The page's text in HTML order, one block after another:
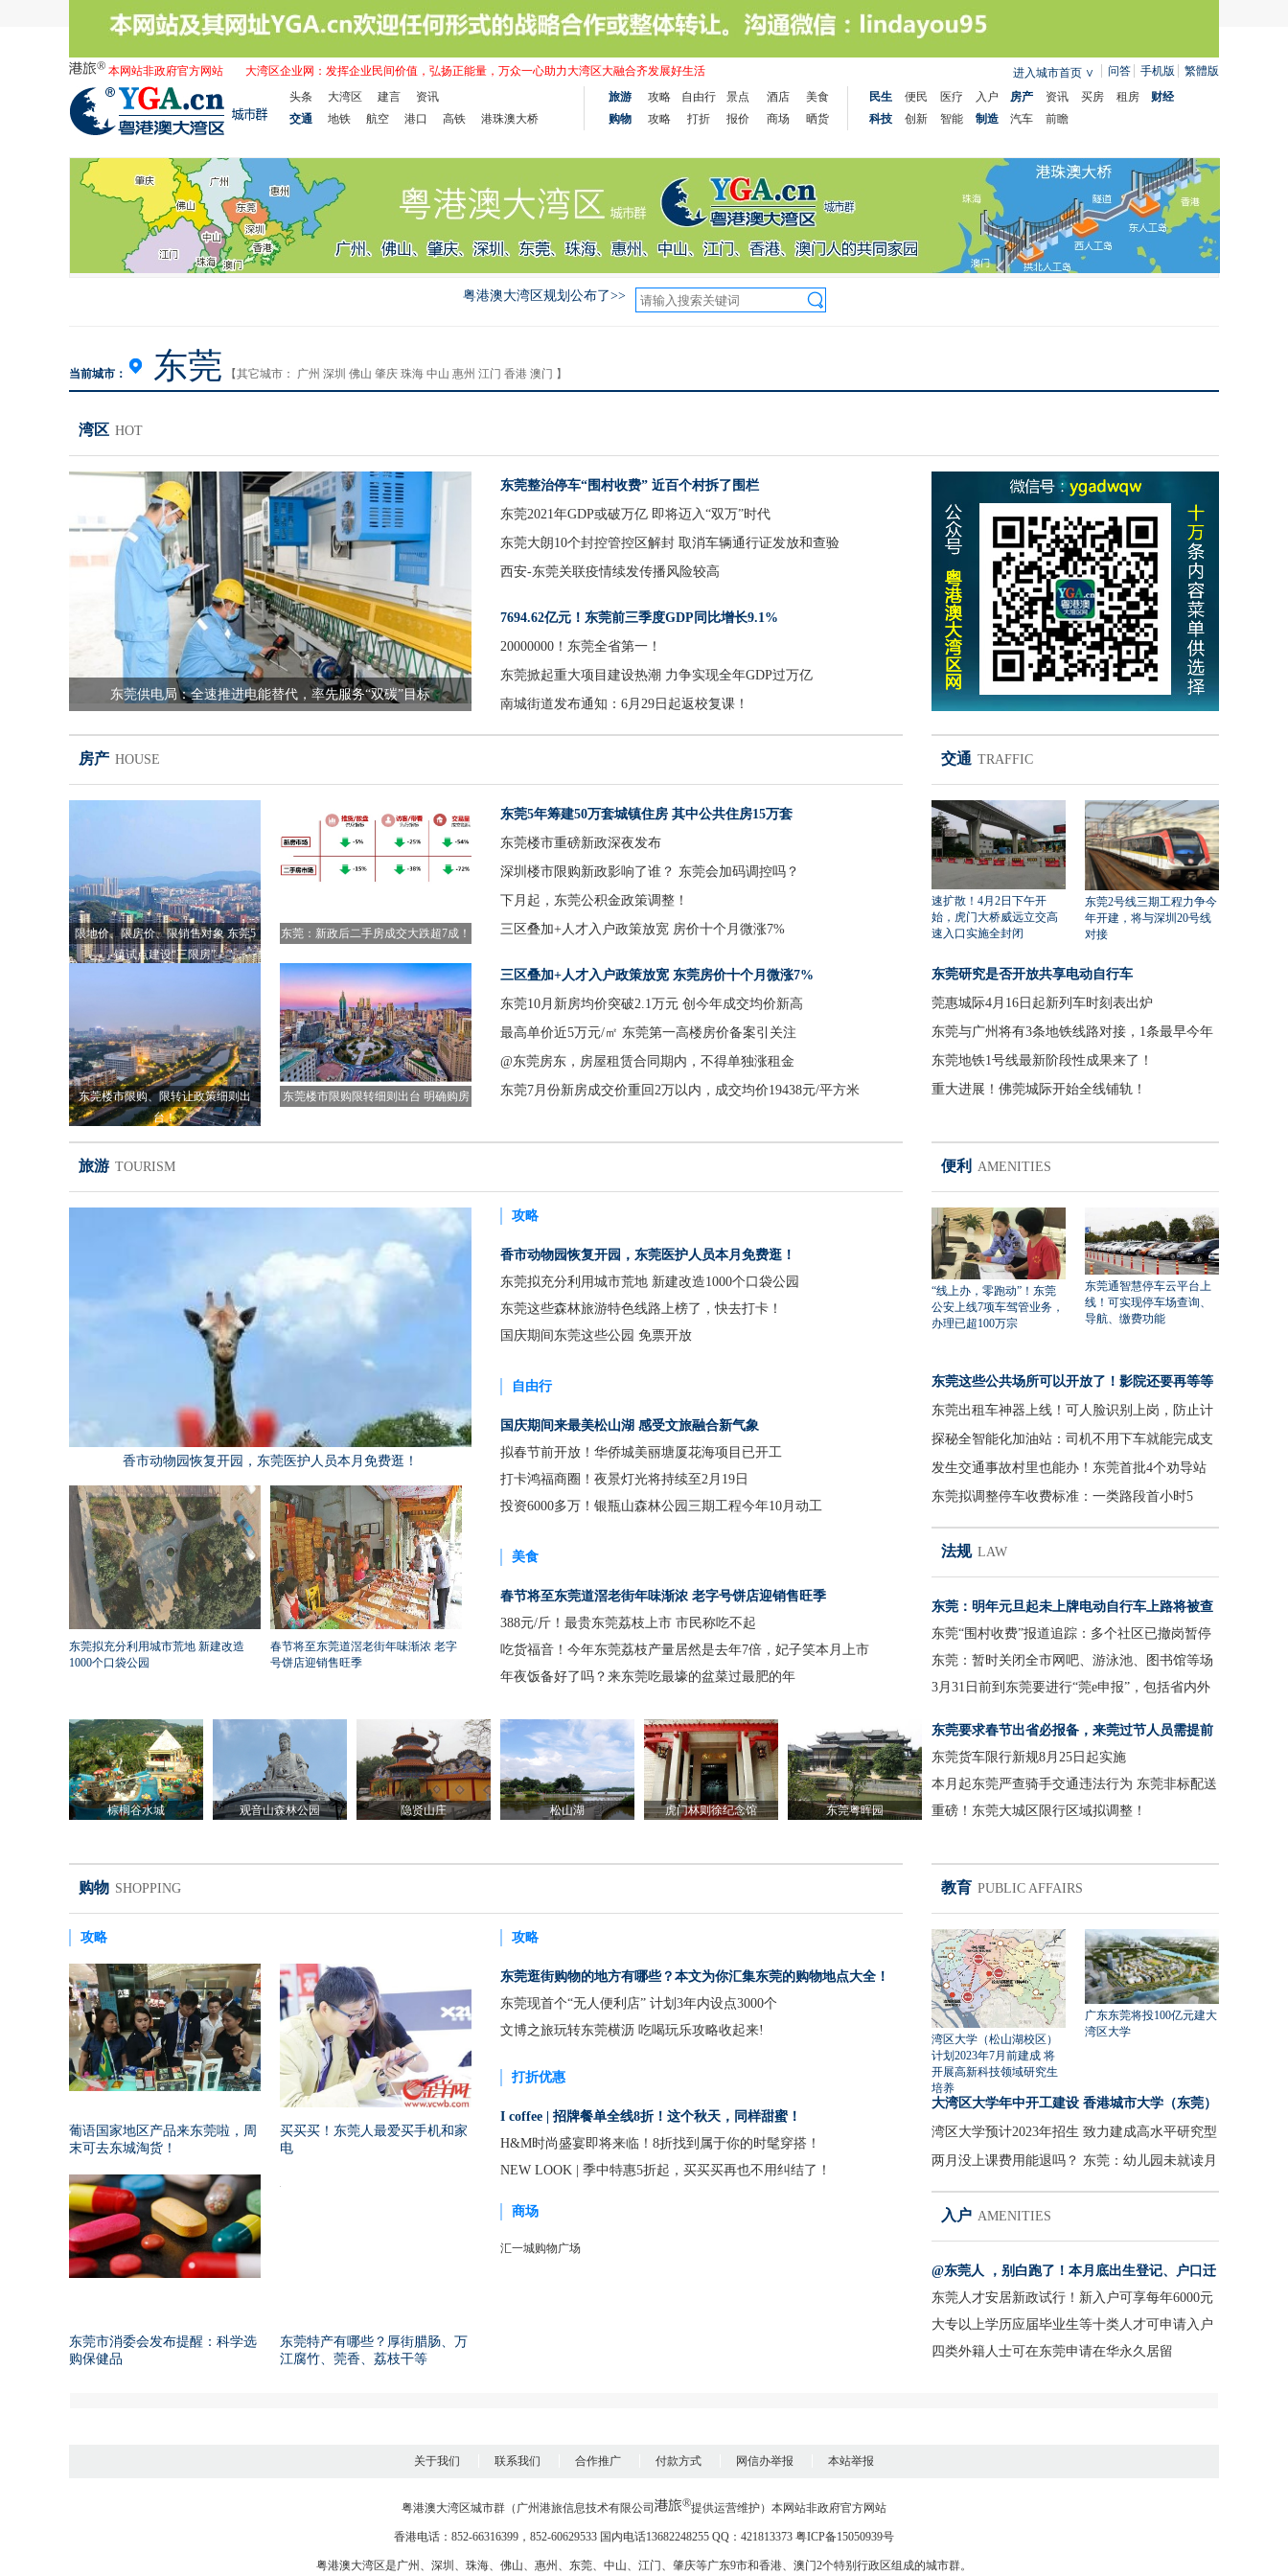
本网站非政府官方网站 大湾区企业网：发挥企业民间价值，弘扬正能量，万众一心助力大湾区大融合齐发展好生活 问答 手机版 繁體版
进入城市首页 ∨
头条
大湾区 建言
资讯
交通
地铁 航空 港口 高铁 港珠澳大桥
旅游 攻略 自由行 景点 酒店
美食
购物
攻略 打折 报价 商场 晒货
民生 便民 医疗 入户 房产 资讯 买房 租房
财经
科技
创新 智能 制造 汽车 前瞻
粤港澳大湾区规划公布了>>
当前城市： 东莞 【其它城市： 广州 深圳 佛山 肇庆 珠海 中山 惠州 江门 香港 澳门 】
湾区 HOT
东莞供电局：全速推进电能替代，率先服务“双碳”目标
东莞整治停车“围村收费” 近百个村拆了围栏
东莞2021年GDP或破万亿 即将迈入“双万”时代
东莞大朗10个封控管控区解封 取消车辆通行证发放和查验
西安-东莞关联疫情续发传播风险较高
7694.62亿元！东莞前三季度GDP同比增长9.1%
20000000！东莞全省第一！
东莞掀起重大项目建设热潮 力争实现全年GDP过万亿
南城街道发布通知：6月29日起返校复课！
房产 HOUSE
限地价、限房价、限销售对象 东莞5
镇试点建设“三限房”
东莞：新政后二手房成交大跌超7成！
东莞楼市限购、限转让政策细则出
台！
东莞楼市限购限转细则出台 明确购房
东莞5年筹建50万套城镇住房 其中公共住房15万套
东莞楼市重磅新政深夜发布
深圳楼市限购新政影响了谁？ 东莞会加码调控吗？
下月起，东莞公积金政策调整！
三区叠加+人才入户政策放宽 房价十个月微涨7%
三区叠加+人才入户政策放宽 东莞房价十个月微涨7%
东莞10月新房均价突破2.1万元 创今年成交均价新高
最高单价近5万元/㎡ 东莞第一高楼房价备案引关注
@东莞房东，房屋租赁合同期内，不得单独涨租金
东莞7月份新房成交价重回2万以内，成交均价19438元/平方米
交通 TRAFFIC
速扩散！4月2日下午开
始，虎门大桥威远立交高
速入口实施全封闭
东莞2号线三期工程力争今
年开建，将与深圳20号线
对接
东莞研究是否开放共享电动自行车
莞惠城际4月16日起新列车时刻表出炉
东莞与广州将有3条地铁线路对接，1条最早今年
开工
东莞地铁1号线最新阶段性成果来了！
重大进展！佛莞城际开始全线铺轨！
旅游 TOURISM
香市动物园恢复开园，东莞医护人员本月免费逛！
东莞拟充分利用城市荒地 新建改造
1000个口袋公园
春节将至东莞道滘老街年味渐浓 老字
号饼店迎销售旺季
攻略
香市动物园恢复开园，东莞医护人员本月免费逛！
东莞拟充分利用城市荒地 新建改造1000个口袋公园
东莞这些森林旅游特色线路上榜了，快去打卡！
国庆期间东莞这些公园 免票开放
自由行
国庆期间来最美松山湖 感受文旅融合新气象
拟春节前开放！华侨城美丽塘厦花海项目已开工
打卡鸿福商圈！夜景灯光将持续至2月19日
投资6000多万！银瓶山森林公园三期工程今年10月动工
美食
春节将至东莞道滘老街年味渐浓 老字号饼店迎销售旺季
388元/斤！最贵东莞荔枝上市 市民称吃不起
吃货福音！今年东莞荔枝产量居然是去年7倍，妃子笑本月上市
年夜饭备好了吗？来东莞吃最壕的盆菜过最肥的年
棕榈谷水城 观音山森林公园 隐贤山庄 松山湖 虎门林则徐纪念馆 东莞粤晖园
便利 AMENITIES
“线上办，零跑动”！东莞
公安上线7项车驾管业务，
办理已超100万宗
东莞通智慧停车云平台上
线！可实现停车场查询、
导航、缴费功能
东莞这些公共场所可以开放了！影院还要再等等
东莞出租车神器上线！可人脸识别上岗，防止计
价作弊
探秘全智能化加油站：司机不用下车就能完成支
付
发生交通事故村里也能办！东莞首批4个劝导站
今天揭牌启用
东莞拟调整停车收费标准：一类路段首小时5
元，日最高限价65或70元
法规 LAW
东莞：明年元旦起未上牌电动自行车上路将被查
处
东莞“围村收费”报道追踪：多个社区已撤岗暂停
收费
东莞：暂时关闭全市网吧、游泳池、图书馆等场
所
3月31日前到东莞要进行“莞e申报”，包括省内外
东莞要求春节出省必报备，来莞过节人员需提前
3天报告
东莞货车限行新规8月25日起实施
本月起东莞严查骑手交通违法行为 东莞非标配送
电动车一律清退
重磅！东莞大城区限行区域拟调整！
购物 SHOPPING
攻略
葡语国家地区产品来东莞啦，周
末可去东城淘货！
买买买！东莞人最爱买手机和家
电
东莞市消委会发布提醒：科学选
购保健品
东莞特产有哪些？厚街腊肠、万
江腐竹、莞香、荔枝干等
攻略
东莞逛街购物的地方有哪些？本文为你汇集东莞的购物地点大全！
东莞现首个“无人便利店” 计划3年内设点3000个
文博之旅玩转东莞横沥 吃喝玩乐攻略收起来!
打折优惠
I coffee | 招牌餐单全线8折！这个秋天，同样甜蜜！
H&M时尚盛宴即将来临！8折找到属于你的时髦穿搭！
NEW LOOK | 季中特惠5折起，买买买再也不用纠结了！
商场
汇一城购物广场
教育 PUBLIC AFFAIRS
湾区大学（松山湖校区）
计划2023年7月前建成 将
开展高新科技领域研究生
培养
广东东莞将投100亿元建大
湾区大学
大湾区大学年中开工建设 香港城市大学（东莞）
设计方案招投标
湾区大学预计2023年招生 致力建成高水平研究型
大学
两月没上课费用能退吗？ 东莞：幼儿园未就读月
份全退
入户 AMENITIES
@东莞人 ，别白跑了！本月底出生登记、户口迁
移等户政业务暂停办理
东莞人才安居新政试行！新入户可享每年6000元
租房补贴
大专以上学历应届毕业生等十类人才可申请入户
东莞
四类外籍人士可在东莞申请在华永久居留
关于我们 联系我们 合作推广 付款方式 网信办举报 本站举报
粤港澳大湾区城市群 （ 广州港旅信息技术有限公司 提供运营维护）本网站非政府官方网站
香港电话：852-66316399，852-60629533 国内电话13682248255 QQ：421813373 粤ICP备15050939号
粤港澳大湾区是广州 、 深圳 、 珠海、 佛山、 惠州 、 东莞、 中山、 江门、 肇庆等广东9市和香港、 澳门2个特别行政区组成的城市群。